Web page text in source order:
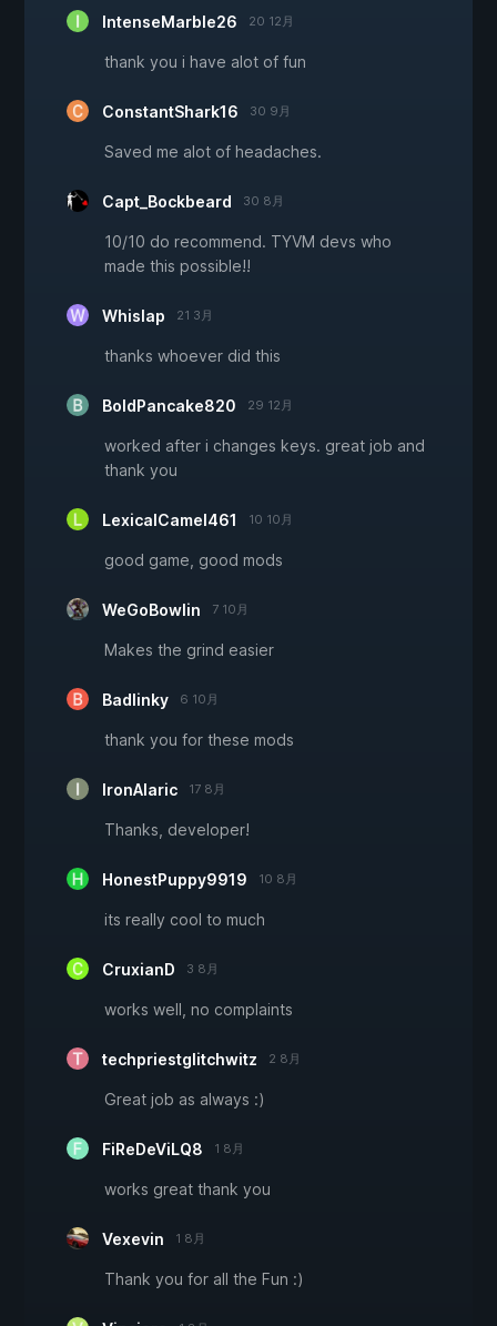
IntenseMarble26 20 12月
thank you i have alot of fun
ConstantShark16 30 9月
Saved me alot of headaches.
Capt_Bockbeard 30 8月
10/10 do recommend. TYVM devs who
made this possible!!
Whislap 21 3月
thanks whoever did this
BoldPancake820 29 12月
worked after i changes keys. great job and
thank you
LexicalCamel461 10 10月
good game, good mods
WeGoBowlin 7 10月
Makes the grind easier
Badlinky 6 10月
thank you for these mods
IronAlaric 17 8月
Thanks, developer!
HonestPuppy9919 10 8月
its really cool to much
CruxianD 3 8月
works well, no complaints
techpriestglitchwitz 2 8月
Great job as always :)
FiReDeViLQ8 1 8月
works great thank you
Vexevin 1 8月
Thank you for all the Fun :)